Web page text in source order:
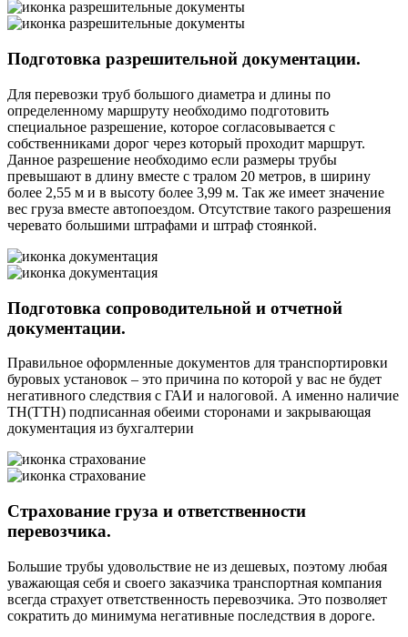
Подготовка разрешительной документации.
Для перевозки труб большого диаметра и длины по
определенному маршруту необходимо подготовить
специальное разрешение, которое согласовывается с
собственниками дорог через который проходит маршрут.
Данное разрешение необходимо если размеры трубы
превышают в длину вместе с тралом 20 метров, в ширину
более 2,55 м и в высоту более 3,99 м. Так же имеет значение
вес груза вместе автопоездом. Отсутствие такого разрешения
черевато большими штрафами и штраф стоянкой.
Подготовка сопроводительной и отчетной
документации.
Правильное оформленные документов для транспортировки
буровых установок – это причина по которой у вас не будет
негативного следствия с ГАИ и налоговой. А именно наличие
ТН(ТТН) подписанная обеими сторонами и закрывающая
документация из бухгалтерии
Страхование груза и ответственности
перевозчика.
Большие трубы удовольствие не из дешевых, поэтому любая
уважающая себя и своего заказчика транспортная компания
всегда страхует ответственность перевозчика. Это позволяет
сократить до минимума негативные последствия в дороге.